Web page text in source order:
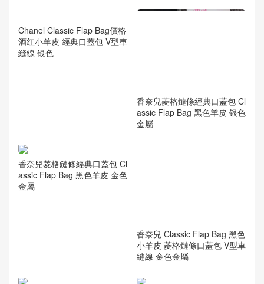
香奈兒菱格鏈條經典口蓋包 Cl
assic Flap Bag 黑色羊皮 银色
金屬
香奈兒菱格鏈條經典口蓋包 Cl
assic Flap Bag 黑色羊皮 金色
金屬
香奈兒 Classic Flap Bag 黑色
小羊皮 菱格鏈條口蓋包 V型車
縫線 金色金屬